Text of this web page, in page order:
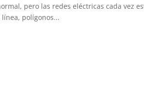
pero las redes eléctricas cada vez
polígonos...